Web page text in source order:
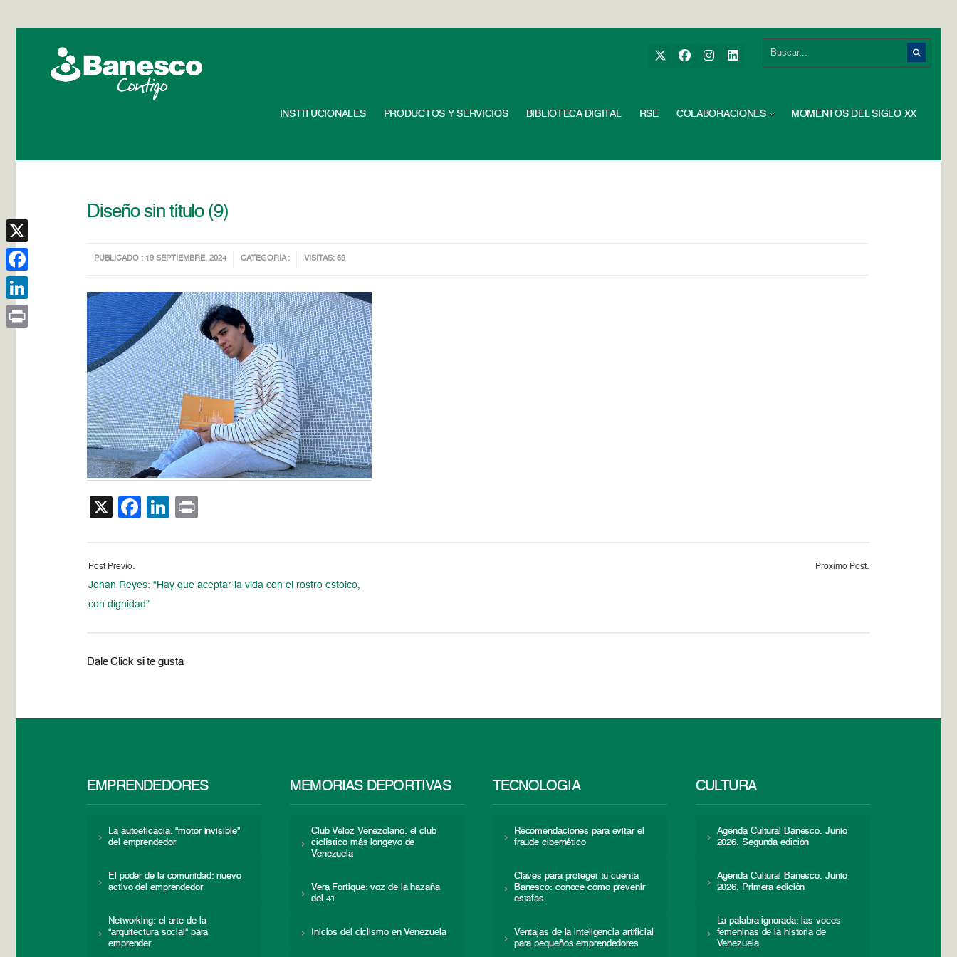
INSTITUCIONALES PRODUCTOS Y SERVICIOS BIBLIOTECA DIGITAL RSE COLABORACIONES MOMENTOS DEL SIGLO XX
Diseño sin título (9)
PUBLICADO : 19 SEPTIEMBRE, 2024 CATEGORIA : VISITAS: 69
X Facebook
LinkedIn
Post Previo:
Johan Reyes: “Hay que aceptar la vida con el rostro estoico,
con dignidad”
Proximo Post:
Dale Click si te gusta
EMPRENDEDORES
La autoeficacia: “motor invisible”
del emprendedor
El poder de la comunidad: nuevo
activo del emprendedor
Networking: el arte de la
“arquitectura social” para
emprender
MEMORIAS DEPORTIVAS
Club Veloz Venezolano: el club
ciclístico más longevo de
Venezuela
Vera Fortique: voz de la hazaña
del 41
Inicios del ciclismo en Venezuela
TECNOLOGÍA
Recomendaciones para evitar el
fraude cibernético
Claves para proteger tu cuenta
Banesco: conoce cómo prevenir
estafas
Ventajas de la inteligencia artificial
para pequeños emprendedores
CULTURA
Agenda Cultural Banesco. Junio
2026. Segunda edición
Agenda Cultural Banesco. Junio
2026. Primera edición
La palabra ignorada: las voces
femeninas de la historia de
Venezuela
X
Facebook
LinkedIn